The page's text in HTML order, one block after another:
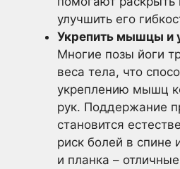
улучшить его
Укрепить мышцы и
Многие позы йоги
веса тела, что
укреплению мышц
рук. Поддержание
становится
риск болей в спине
и планка –